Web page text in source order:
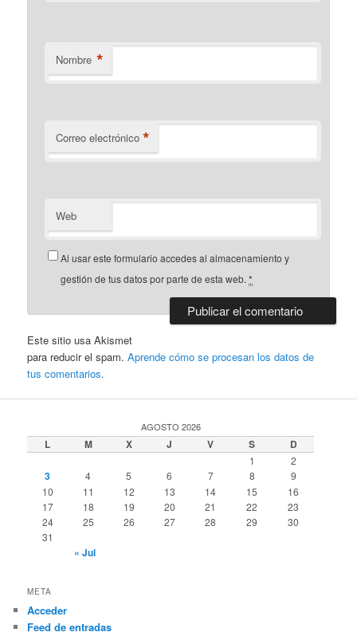
Nombre *
Correo electrónico *
Web
Al usar este formulario accedes al almacenamiento y
gestión de tus datos por parte de esta web.*
Este sitio usa Akismet
para reducir el spam.Aprende cómo se procesan los datos de
tus comentarios.
AGOSTO 2026
L M X J V S D
1 2
3 4 5 6 7 8
9
10
11 12 13 14 15
16
17
18 19 20 21 22
23
24
25 26 27 28 29
30
31
« Jul
META
Acceder
Feed de entradas